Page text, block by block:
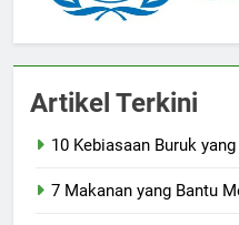
Artikel Terkini
10 Kebiasaan Buruk
7 Makanan yang Bantu